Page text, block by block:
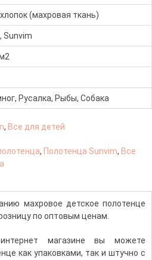
(махровая ткань)
Sunvim
Русалка, Рыбы, Собака
, Все для детей
, Полотенца Sunvim, Все
махровое детское полотенце
по оптовым ценам.
магазине вы можете
как упаковками, так и штучно с